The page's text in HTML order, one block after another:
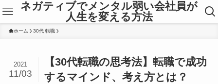
ネガティブでメンタル弱い会社員が
人生を変える方法
ホーム 30代 転職
【30代転職の思考法】転職で成功
するマインド、考え方とは？
2021
11/03